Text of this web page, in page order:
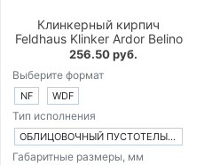
Клинкерный кирпич
Feldhaus Klinker Ardor Belino
256.50 руб.
Выберите формат
NF WDF
Тип исполнения
ОБЛИЦОВОЧНЫЙ ПУСТОТЕЛЫЙ КИРПИЧ
Габаритные размеры, мм